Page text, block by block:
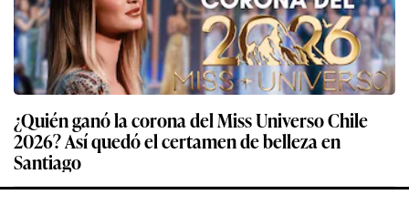
¿Quién ganó la corona del Miss Universo Chile
2026? Así quedó el certamen de belleza en
Santiago